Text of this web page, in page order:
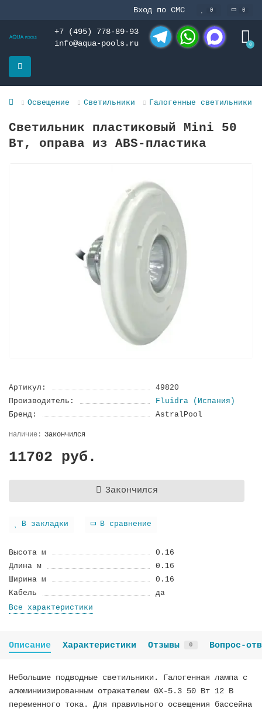
Вход по СМС 0 0
+7 (495) 778-89-93
info@aqua-pools.ru
0
Освещение Светильники Галогенные светильники
Светильник пластиковый Mini 50
Вт, оправa из ABS-пластика
Артикул:
49820
Производитель:
Fluidra (Испания)
Бренд:
AstralPool
Закончился
11702 руб.
Закончился
В закладки В сравнение
Высота м
0.16
Длина м
0.16
Ширина м
0.16
Кабель
да
Все характеристики
Описание Характеристики Отзывы 0 Вопрос-
Небольшие подводные светильники. Галогенная лампа с
алюминиизированным отражателем GX-5.3 50 Вт 12 В
переменного тока. Для правильного освещения бассейна